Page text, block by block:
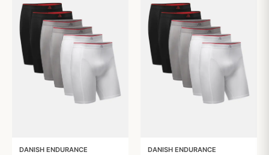
DANISH ENDURANCE DANISH ENDURANCE